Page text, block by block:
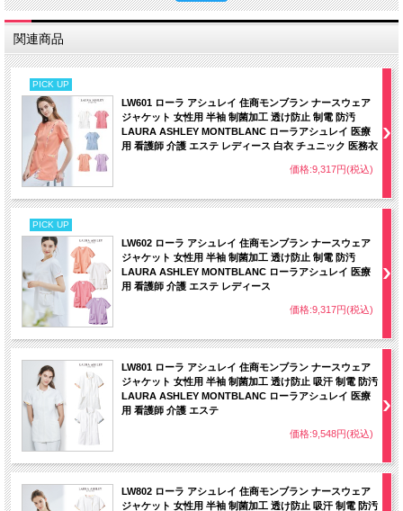
関連商品
PICK UP
LW601 ローラ アシュレイ 住商モンブラン ナースウェア
ジャケット 女性用 半袖 制菌加工 透け防止 制電 防汚
LAURA ASHLEY MONTBLANC ローラアシュレイ 医療
用 看護師 介護 エステ レディース 白衣 チュニック 医務衣
価格:9,317円(税込)
PICK UP
LW602 ローラ アシュレイ 住商モンブラン ナースウェア
ジャケット 女性用 半袖 制菌加工 透け防止 制電 防汚
LAURA ASHLEY MONTBLANC ローラアシュレイ 医療
用 看護師 介護 エステ レディース
価格:9,317円(税込)
LW801 ローラ アシュレイ 住商モンブラン ナースウェア
ジャケット 女性用 半袖 制菌加工 透け防止 吸汗 制電 防汚
LAURA ASHLEY MONTBLANC ローラアシュレイ 医療
用 看護師 介護 エステ
価格:9,548円(税込)
LW802 ローラ アシュレイ 住商モンブラン ナースウェア
ジャケット 女性用 半袖 制菌加工 透け防止 吸汗 制電 防汚